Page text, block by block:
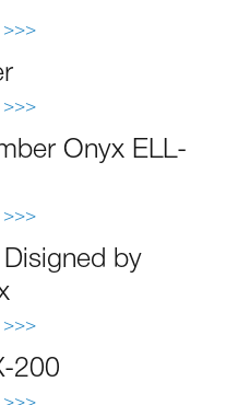
>>>
>>>
Onyx ELL-
>>>
by
>>>
200